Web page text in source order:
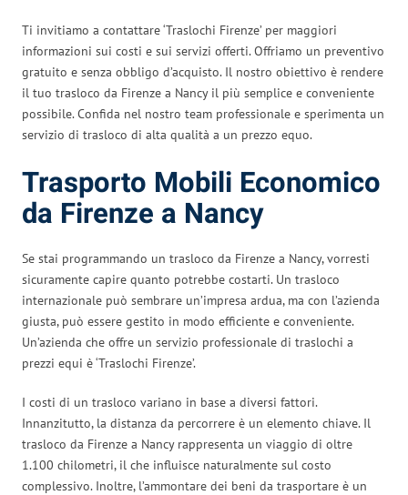
Ti invitiamo a contattare ‘Traslochi Firenze’ per maggiori
informazioni sui costi e sui servizi offerti. Offriamo un preventivo
gratuito e senza obbligo d’acquisto. Il nostro obiettivo è rendere
il tuo trasloco da Firenze a Nancy il più semplice e conveniente
possibile. Confida nel nostro team professionale e sperimenta un
servizio di trasloco di alta qualità a un prezzo equo.
Trasporto Mobili Economico
da Firenze a Nancy
Se stai programmando un trasloco da Firenze a Nancy, vorresti
sicuramente capire quanto potrebbe costarti. Un trasloco
internazionale può sembrare un’impresa ardua, ma con l’azienda
giusta, può essere gestito in modo efficiente e conveniente.
Un’azienda che offre un servizio professionale di traslochi a
prezzi equi è ‘Traslochi Firenze’.
I costi di un trasloco variano in base a diversi fattori.
Innanzitutto, la distanza da percorrere è un elemento chiave. Il
trasloco da Firenze a Nancy rappresenta un viaggio di oltre
1.100 chilometri, il che influisce naturalmente sul costo
complessivo. Inoltre, l’ammontare dei beni da trasportare è un